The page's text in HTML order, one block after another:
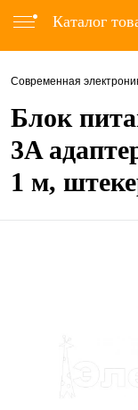
Каталог
Современная
Блок
3A
1 м,